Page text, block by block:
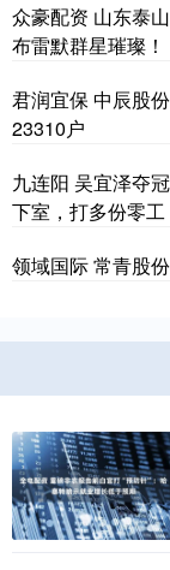
众豪配资 山东泰
布雷默群星璀璨！
君润宜保 中辰股
23310户
九连阳 吴宜泽夺
下室，打多份零工
领域国际 常青股